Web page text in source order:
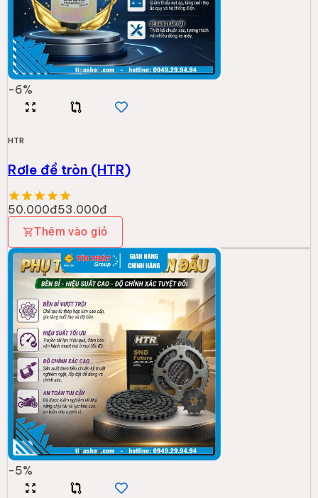
-6%
HTR
Rơle đề tròn (HTR)
50.000đ53.000đ
Thêm vào giỏ
-5%